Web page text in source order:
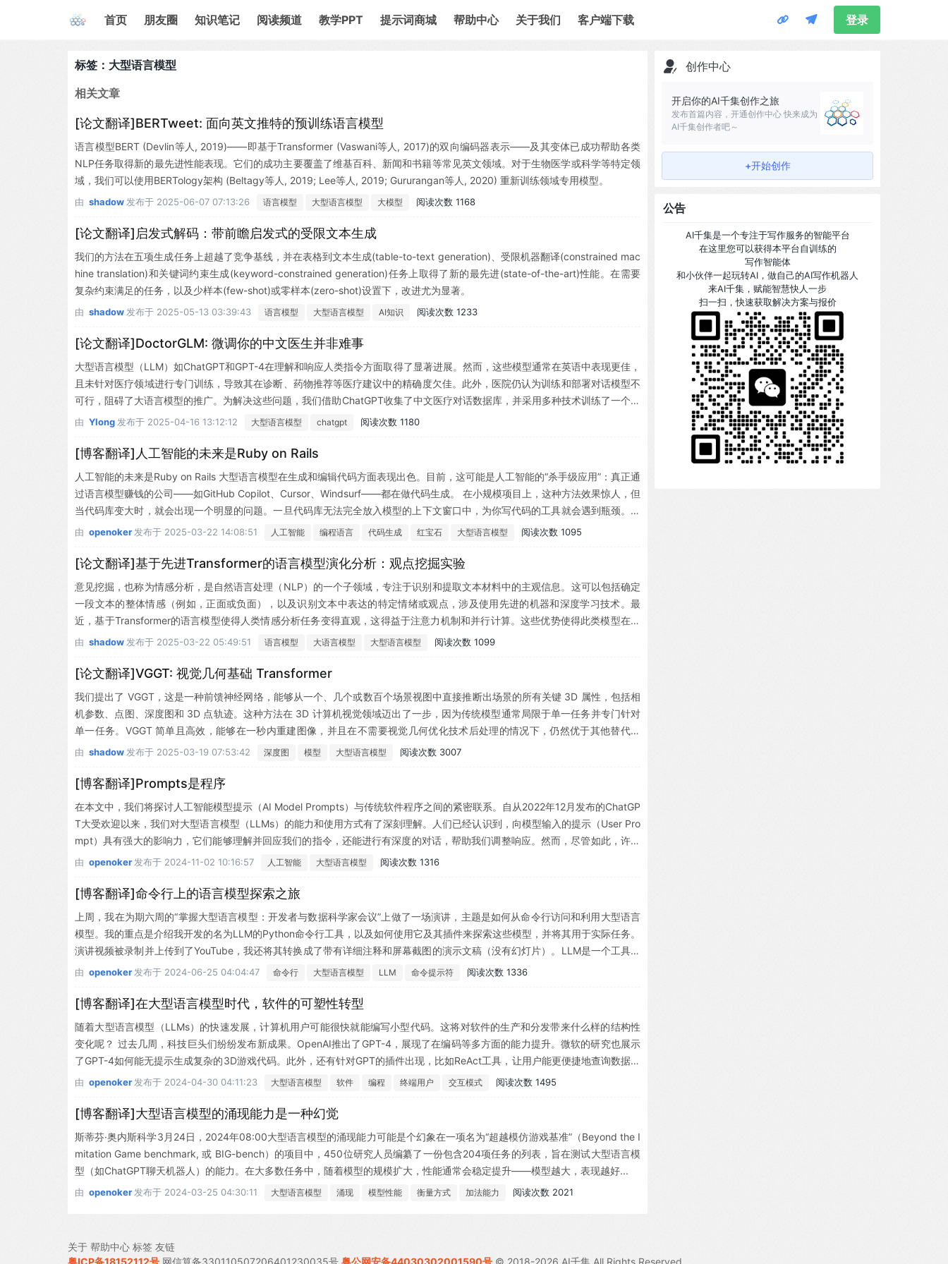
首页 朋友圈 知识笔记 阅读频道 教学PPT 提示词商城 帮助中心 关于我们 客户端下载 登录
标签：大型语言模型
相关文章
[论文翻译]BERTweet: 面向英文推特的预训练语言模型
语言模型BERT (Devlin等人, 2019)——即基于Transformer (Vaswani等人, 2017)的双向编码器表示——及其变体已成功帮助各类
NLP任务取得新的最先进性能表现。它们的成功主要覆盖了维基百科、新闻和书籍等常见英文领域。对于生物医学或科学等特定领
域，我们可以使用BERTology架构 (Beltagy等人, 2019; Lee等人, 2019; Gururangan等人, 2020) 重新训练领域专用模型。
由 shadow 发布于 2025-06-07 07:13:26 语言模型 大型语言模型 大模型 阅读次数 1168
[论文翻译]启发式解码：带前瞻启发式的受限文本生成
我们的方法在五项生成任务上超越了竞争基线，并在表格到文本生成(table-to-text generation)、受限机器翻译(constrained mac
hine translation)和关键词约束生成(keyword-constrained generation)任务上取得了新的最先进(state-of-the-art)性能。在需要
复杂约束满足的任务，以及少样本(few-shot)或零样本(zero-shot)设置下，改进尤为显著。
由 shadow 发布于 2025-05-13 03:39:43 语言模型 大型语言模型 AI知识 阅读次数 1233
[论文翻译]DoctorGLM: 微调你的中文医生并非难事
大型语言模型（LLM）如ChatGPT和GPT-4在理解和响应人类指令方面取得了显著进展。然而，这些模型通常在英语中表现更佳，
且未针对医疗领域进行专门训练，导致其在诊断、药物推荐等医疗建议中的精确度欠佳。此外，医院仍认为训练和部署对话模型不
可行，阻碍了大语言模型的推广。为解决这些问题，我们借助ChatGPT收集了中文医疗对话数据库，并采用多种技术训练了一个易
于部署的大语言模型。值得注意的是，我们仅用13小时在单张A100 80G显卡上完成了ChatGLM-6B的微调，这意味着拥有医疗专
馈和建议，从而提升其医疗专项能力：https://github.com/xiong hong lin/DoctorGLM。
由 Ylong 发布于 2025-04-16 13:12:12 大型语言模型 chatgpt 阅读次数 1180
[博客翻译]人工智能的未来是Ruby on Rails
人工智能的未来是Ruby on Rails 大型语言模型在生成和编辑代码方面表现出色。目前，这可能是人工智能的“杀手级应用”：真正通
过语言模型赚钱的公司——如GitHub Copilot、Cursor、Windsurf——都在做代码生成。 在小规模项目上，这种方法效果惊人，但
当代码库变大时，就会出现一个明显的问题。一旦代码库无法完全放入模型的上下文窗口中，为你写代码的工具就会遇到瓶颈。突
然之间，修改不再奏效，试图修复问题的尝试反而在其他地方引入了更多错误。即使是那些宣传拥有大上下文窗口的模型，也不一
由 openoker 发布于 2025-03-22 14:08:51 人工智能 编程语言 代码生成 红宝石 大型语言模型 阅读次数 1095
[论文翻译]基于先进Transformer的语言模型演化分析：观点挖掘实验
意见挖掘，也称为情感分析，是自然语言处理（NLP）的一个子领域，专注于识别和提取文本材料中的主观信息。这可以包括确定
一段文本的整体情感（例如，正面或负面），以及识别文本中表达的特定情绪或观点，涉及使用先进的机器和深度学习技术。最
近，基于Transformer的语言模型使得人类情感分析任务变得直观，这得益于注意力机制和并行计算。这些优势使得此类模型在语
言任务上非常强大，与循环神经网络不同，后者在顺序处理上花费大量时间，使其在处理长文本时容易失败。本文的范围旨在研究
比较研究为生产工程师提供了关于应关注的方法的线索，并为研究人员提供了未来研究主题的指导。
由 shadow 发布于 2025-03-22 05:49:51 语言模型 大语言模型 大型语言模型 阅读次数 1099
[论文翻译]VGGT: 视觉几何基础 Transformer
我们提出了 VGGT，这是一种前馈神经网络，能够从一个、几个或数百个场景视图中直接推断出场景的所有关键 3D 属性，包括相
机参数、点图、深度图和 3D 点轨迹。这种方法在 3D 计算机视觉领域迈出了一步，因为传统模型通常局限于单一任务并专门针对
单一任务。VGGT 简单且高效，能够在一秒内重建图像，并且在不需要视觉几何优化技术后处理的情况下，仍然优于其他替代方
案。该网络在多个 3D 任务中取得了最先进的结果，包括相机参数估计、多视图深度估计、密集点云重建和 3D 点跟踪。我们还展
hub.com/facebookresearch/vggt 公开。
由 shadow 发布于 2025-03-19 07:53:42 深度图 模型 大型语言模型 阅读次数 3007
[博客翻译]Prompts是程序
在本文中，我们将探讨人工智能模型提示（AI Model Prompts）与传统软件程序之间的紧密联系。自从2022年12月发布的ChatGP
T大受欢迎以来，我们对大型语言模型（LLMs）的能力和使用方式有了深刻理解。人们已经认识到，向模型输入的提示（User Pro
mpt）具有强大的影响力，它们能够理解并回应我们的指令，还能进行有深度的对话，帮助我们调整响应。然而，尽管如此，许多
用户在使用聊天机器人时仍面临挑战，比如如何准确地表述意图，以及如何确保模型输出符合特定格式，如JSON对象。此外，与
由 openoker 发布于 2024-11-02 10:16:57 人工智能 大型语言模型 阅读次数 1316
[博客翻译]命令行上的语言模型探索之旅
上周，我在为期六周的“掌握大型语言模型：开发者与数据科学家会议”上做了一场演讲，主题是如何从命令行访问和利用大型语言
模型。我的重点是介绍我开发的名为LLM的Python命令行工具，以及如何使用它及其插件来探索这些模型，并将其用于实际任务。
演讲视频被录制并上传到了YouTube，我还将其转换成了带有详细注释和屏幕截图的演示文稿（没有幻灯片）。LLM是一个工具，
旨在帮助用户直接在终端中运行大型语言模型提示。你可以通过pipx、pip或brew安装它...
由 openoker 发布于 2024-06-25 04:04:47 命令行 大型语言模型 LLM 命令提示符 阅读次数 1336
[博客翻译]在大型语言模型时代，软件的可塑性转型
随着大型语言模型（LLMs）的快速发展，计算机用户可能很快就能编写小型代码。这将对软件的生产和分发带来什么样的结构性
变化呢？ 过去几周，科技巨头们纷纷发布新成果。OpenAI推出了GPT-4，展现了在编码等多方面的能力提升。微软的研究也展示
了GPT-4如何能无提示生成复杂的3D游戏代码。此外，还有针对GPT的插件出现，比如ReAct工具，让用户能更便捷地查询数据。
人们自然会好奇，这些技术将如何影响软件的创作。一方面，专业的开发人员可能会因LLMs而变得更高效，因...
由 openoker 发布于 2024-04-30 04:11:23 大型语言模型 软件 编程 终端用户 交互模式 阅读次数 1495
[博客翻译]大型语言模型的涌现能力是一种幻觉
斯蒂芬·奥内斯科学3月24日，2024年08:00大型语言模型的涌现能力可能是个幻象在一项名为“超越模仿游戏基准”（Beyond the I
mitation Game benchmark, 或 BIG-bench）的项目中，450位研究人员编纂了一份包含204项任务的列表，旨在测试大型语言模
型（如ChatGPT聊天机器人）的能力。在大多数任务中，随着模型的规模扩大，性能通常会稳定提升——模型越大，表现越好...
由 openoker 发布于 2024-03-25 04:30:11 大型语言模型 涌现 模型性能 衡量方式 加法能力 阅读次数 2021
创作中心
开启你的AI千集创作之旅
发布首篇内容，开通创作中心 快来成为
AI千集创作者吧～
+开始创作
公告
AI千集是一个专注于写作服务的智能平台
在这里您可以获得本平台自训练的
写作智能体
和小伙伴一起玩转AI，做自己的AI写作机器人
来AI千集，赋能智慧快人一步
扫一扫，快速获取解决方案与报价
关于 帮助中心 标签 友链
粤ICP备18152112号 网信算备330110507206401230035号 粤公网安备44030302001590号 © 2018-2026 AI千集 All Rights Reserved